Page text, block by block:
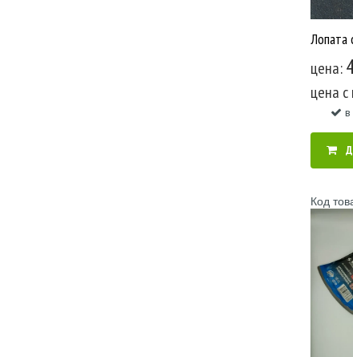
цена:
цена c
в
Код